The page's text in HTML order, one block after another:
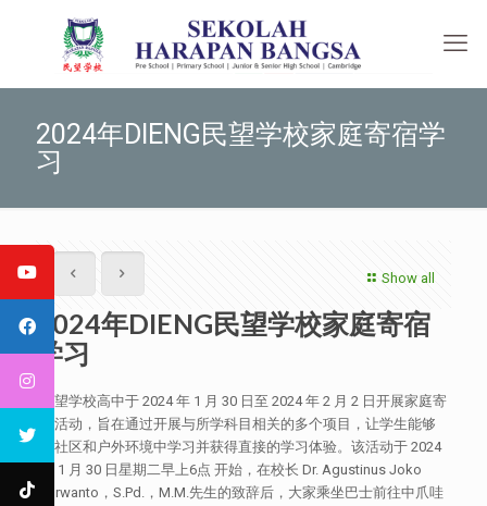
2024年DIENG民望学校家庭寄宿学
习
Show all
2024年DIENG民望学校家庭寄宿
学习
民望学校高中于 2024 年 1 月 30 日至 2024 年 2 月 2 日开展家庭寄
宿活动，旨在通过开展与所学科目相关的多个项目，让学生能够
在社区和户外环境中学习并获得直接的学习体验。该活动于 2024
年 1 月 30 日星期二早上6点 开始，在校长 Dr. Agustinus Joko
Purwanto，S.Pd.，M.M.先生的致辞后，大家乘坐巴士前往中爪哇